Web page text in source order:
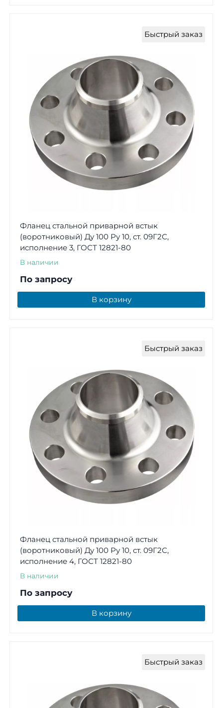
Быстрый заказ
Фланец стальной приварной встык
(воротниковый) Ду 100 Ру 10, ст. 09Г2С,
исполнение 3, ГОСТ 12821-80
В наличии
По запросу
В корзину
Быстрый заказ
Фланец стальной приварной встык
(воротниковый) Ду 100 Ру 10, ст. 09Г2С,
исполнение 4, ГОСТ 12821-80
В наличии
По запросу
В корзину
Быстрый заказ